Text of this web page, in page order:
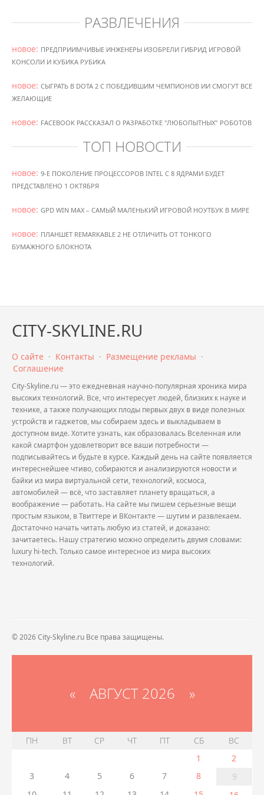
РАЗВЛЕЧЕНИЯ
новое: ПРЕДПРИИМЧИВЫЕ ИНЖЕНЕРЫ ИЗОБРЕЛИ ГИБРИД ИГРОВОЙ
КОНСОЛИ И КУБИКА РУБИКА
новое: СЫГРАТЬ В DOTA 2 С ПОБЕДИВШИМ ЧЕМПИОНОВ ИИ СМОГУТ ВСЕ
ЖЕЛАЮЩИЕ
новое: FACEBOOK РАССКАЗАЛ О РАЗРАБОТКЕ "ЛЮБОПЫТНЫХ" РОБОТОВ
ТОП НОВОСТИ
новое: 9-Е ПОКОЛЕНИЕ ПРОЦЕССОРОВ INTEL С 8 ЯДРАМИ БУДЕТ
ПРЕДСТАВЛЕНО 1 ОКТЯБРЯ
новое: GPD WIN MAX – САМЫЙ МАЛЕНЬКИЙ ИГРОВОЙ НОУТБУК В МИРЕ
новое: ПЛАНШЕТ REMARKABLE 2 НЕ ОТЛИЧИТЬ ОТ ТОНКОГО
БУМАЖНОГО БЛОКНОТА
CITY-SKYLINE.RU
О сайте · Контакты · Размещение рекламы ·
Соглашение
City-Skyline.ru — это ежедневная научно-популярная хроника мира
высоких технологий. Все, что интересует людей, близких к науке и
технике, а также получающих плоды первых двух в виде полезных
устройств и гаджетов, мы собираем здесь и выкладываем в
доступном виде. Хотите узнать, как образовалась Вселенная или
какой смартфон удовлетворит все ваши потребности —
подписывайтесь и будьте в курсе. Каждый день на сайте появляется
интереснейшее чтиво, собираются и анализируются новости и
байки из мира виртуальной сети, технологий, космоса,
автомобилей — всё, что заставляет планету вращаться, а
воображение — работать. На сайте мы пишем серьезные вещи
простым языком, в Твиттере и ВКонтакте — шутим и развлекаем.
Достаточно начать читать любую из статей, и доказано:
зачитаетесь. Нашу стратегию можно определить двумя словами:
luxury hi-tech. Только самое интересное из мира высоких
технологий.
© 2026 City-Skyline.ru Все права защищены.
«АВГУСТ 2026 »
ПН ВТ СР ЧТ ПТ СБ
ВС
1
2
3
4 5 6 7 8
9